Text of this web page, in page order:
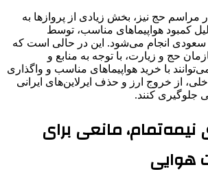
مراسم حج نیز، بخش زیادی از پروازها به
کمبود هواپیماهای مناسب، توسط
سعودی انجام می‌شود. این در حالی است که
حج و زیارت، با توجه به منابع و
با خرید هواپیماهای مناسب و واگذاری
از خروج ارز و حذف ایرلاین‌های ایرانی
جلوگیری کنند.
مانعی برای
هوایی